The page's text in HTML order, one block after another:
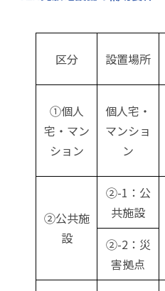
区分 設置場所
①個人
宅・マン
ション
個人宅・
マンショ
ン
②公共施
設
②-1：公
共施設
②-2：災
害拠点